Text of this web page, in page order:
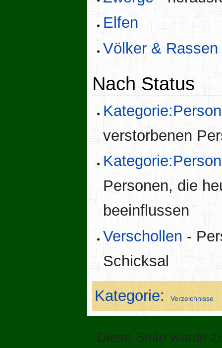
Elfen
Völker & Rassen
Nach Status
verstorbenen
Personen, die
beeinflussen
Verschollen -
Schicksal
Kategorie: Verzeichnisse
Diese Seite wurde